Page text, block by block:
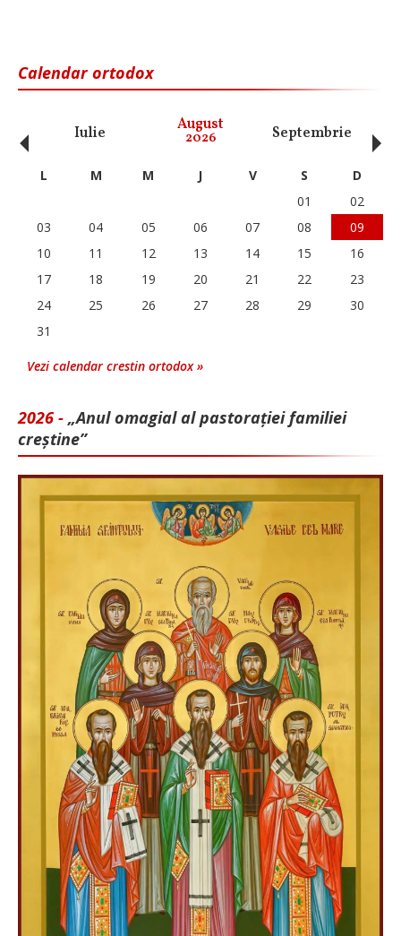
Calendar ortodox
Iulie August
2026 Septembrie
‹ L M M J V S
D
01
02
03
04 05 06 07 08
09
10
11 12 13 14 15
16
17
18 19 20 21 22
23
24
25 26 27 28 29
30
31
Vezi calendar crestin ortodox »
2026 - „Anul omagial al pastorației familiei
creștine”